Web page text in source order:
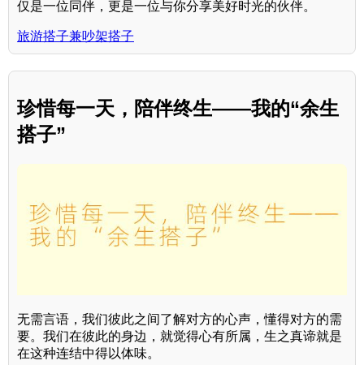
仅是一位同伴，更是一位与你分享美好时光的伙伴。
旅游搭子兼吵架搭子
珍惜每一天，陪伴终生——我的“余生
搭子”
无需言语，我们彼此之间了解对方的心声，懂得对方的需
要。我们在彼此的身边，就觉得心有所属，生之真谛就是
在这种连结中得以体味。